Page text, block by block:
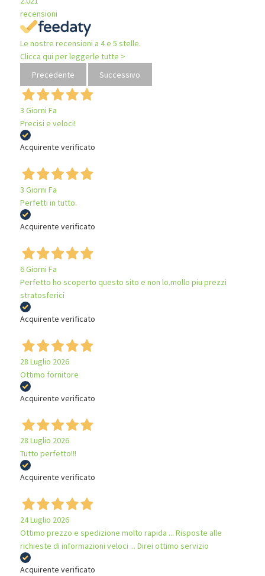
recensioni
Le nostre recensioni a 4 e 5 stelle.
Clicca qui per leggerle tutte >
Precedente
Successivo
3 Giorni Fa
Precisi e veloci!
Acquirente verificato
3 Giorni Fa
Perfetti in tutto.
Acquirente verificato
6 Giorni Fa
Perfetto ho scoperto questo sito e non lo.mollo piu prezzi
stratosferici
Acquirente verificato
28 Luglio 2026
Ottimo fornitore
Acquirente verificato
28 Luglio 2026
Tutto perfetto!!!
Acquirente verificato
24 Luglio 2026
Ottimo prezzo e spedizione molto rapida ... Risposte alle
richieste di informazioni veloci ... Direi ottimo servizio
Acquirente verificato